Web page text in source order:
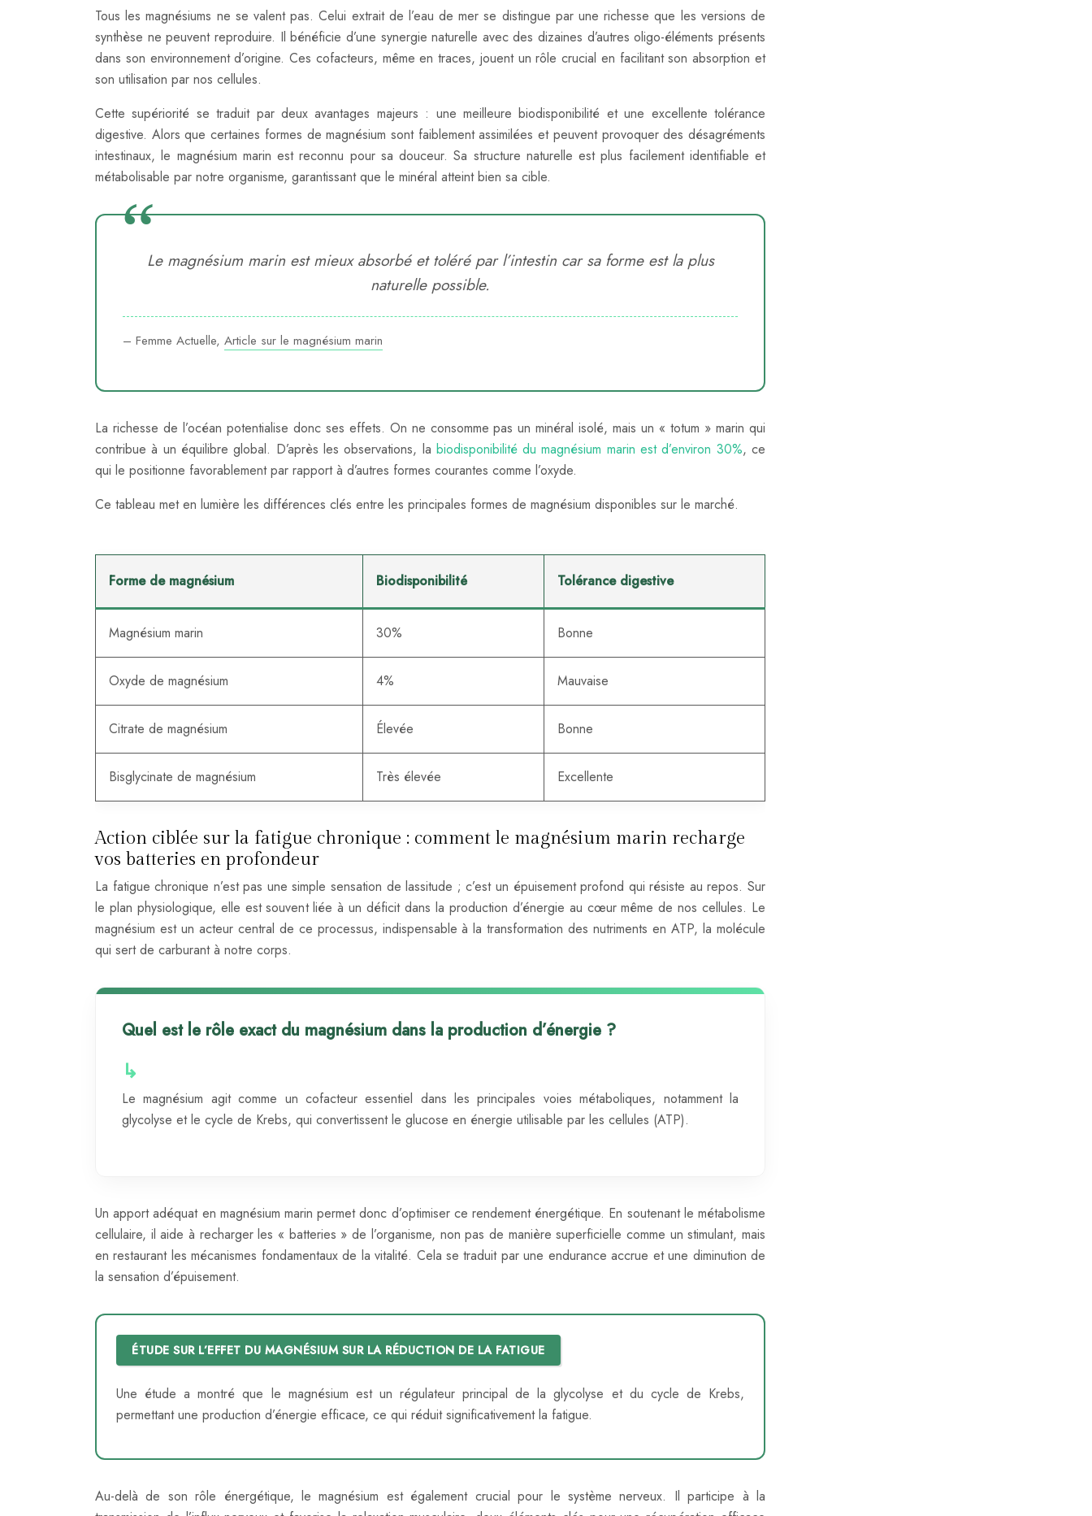
Tous les magnésiums ne se valent pas. Celui extrait de l’eau de mer se distingue par une richesse que les versions de
synthèse ne peuvent reproduire. Il bénéficie d’une synergie naturelle avec des dizaines d’autres oligo-éléments présents
dans son environnement d’origine. Ces cofacteurs, même en traces, jouent un rôle crucial en facilitant son absorption et
son utilisation par nos cellules.
Cette supériorité se traduit par deux avantages majeurs : une meilleure biodisponibilité et une excellente tolérance
digestive. Alors que certaines formes de magnésium sont faiblement assimilées et peuvent provoquer des désagréments
intestinaux, le magnésium marin est reconnu pour sa douceur. Sa structure naturelle est plus facilement identifiable et
métabolisable par notre organisme, garantissant que le minéral atteint bien sa cible.
Le magnésium marin est mieux absorbé et toléré par l’intestin car sa forme est la plus
naturelle possible.
– Femme Actuelle, Article sur le magnésium marin
La richesse de l’océan potentialise donc ses effets. On ne consomme pas un minéral isolé, mais un « totum » marin qui
contribue à un équilibre global. D’après les observations, la biodisponibilité du magnésium marin est d’environ 30%, ce
qui le positionne favorablement par rapport à d’autres formes courantes comme l’oxyde.
Ce tableau met en lumière les différences clés entre les principales formes de magnésium disponibles sur le marché.
Forme de magnésium Biodisponibilité Tolérance digestive
Magnésium marin 30% Bonne
Oxyde de magnésium 4% Mauvaise
Citrate de magnésium Élevée Bonne
Bisglycinate de magnésium Très élevée Excellente
Action ciblée sur la fatigue chronique : comment le magnésium marin recharge
vos batteries en profondeur
La fatigue chronique n’est pas une simple sensation de lassitude ; c’est un épuisement profond qui résiste au repos. Sur
le plan physiologique, elle est souvent liée à un déficit dans la production d’énergie au cœur même de nos cellules. Le
magnésium est un acteur central de ce processus, indispensable à la transformation des nutriments en ATP, la molécule
qui sert de carburant à notre corps.
Quel est le rôle exact du magnésium dans la production d’énergie ?
Le magnésium agit comme un cofacteur essentiel dans les principales voies métaboliques, notamment la
glycolyse et le cycle de Krebs, qui convertissent le glucose en énergie utilisable par les cellules (ATP).
Un apport adéquat en magnésium marin permet donc d’optimiser ce rendement énergétique. En soutenant le métabolisme
cellulaire, il aide à recharger les « batteries » de l’organisme, non pas de manière superficielle comme un stimulant, mais
en restaurant les mécanismes fondamentaux de la vitalité. Cela se traduit par une endurance accrue et une diminution de
la sensation d’épuisement.
ÉTUDE SUR L’EFFET DU MAGNÉSIUM SUR LA RÉDUCTION DE LA FATIGUE
Une étude a montré que le magnésium est un régulateur principal de la glycolyse et du cycle de Krebs,
permettant une production d’énergie efficace, ce qui réduit significativement la fatigue.
Au-delà de son rôle énergétique, le magnésium est également crucial pour le système nerveux. Il participe à la